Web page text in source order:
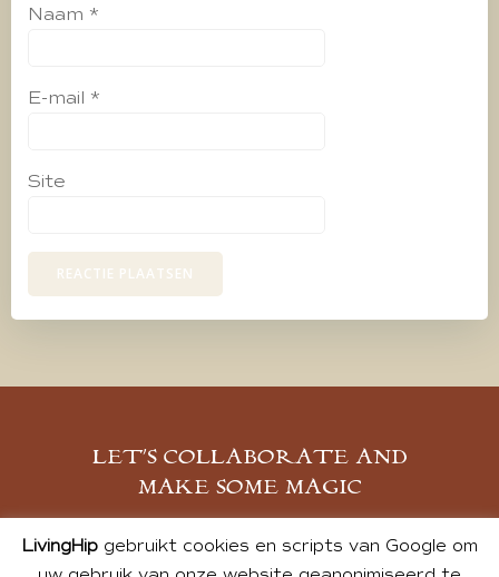
Naam *
E-mail *
Site
LET’S COLLABORATE AND
MAKE SOME MAGIC
MELD JE AAN
LivingHipgebruikt cookies en scripts van Google om